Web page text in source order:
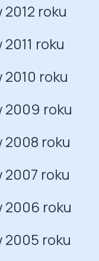
roku
roku
roku
2009 roku
2008 roku
2007 roku
2006 roku
2005 roku